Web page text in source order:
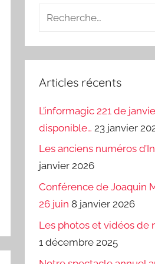
Recherche
:
Articles récents
L’informagic 221 de
disponible… 23 janvier
Les anciens numéros
janvier 2026
Conférence de Joaquin
26 juin 8 janvier 2026
Les photos et vidéos de
1 décembre 2025